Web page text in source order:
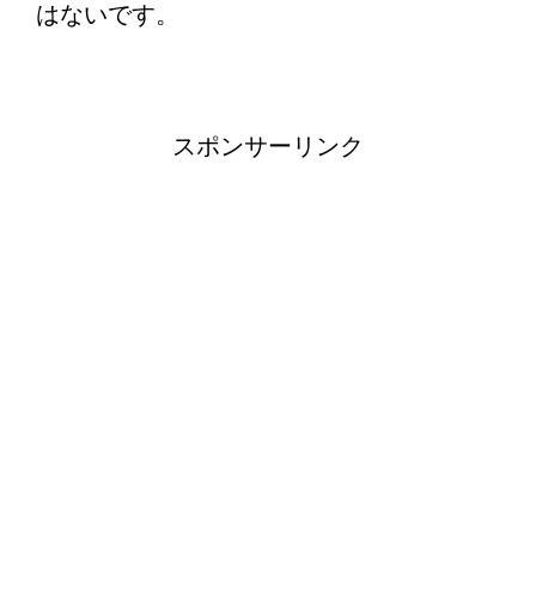
はないです。
スポンサーリンク